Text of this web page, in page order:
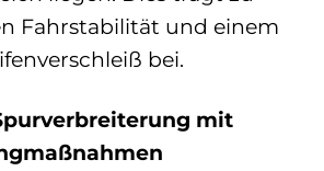
Fahrstabilität und einem
bei.
mit